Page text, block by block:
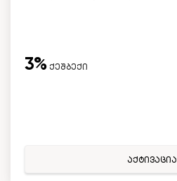
3% ქეშბექი
აქტივაცია